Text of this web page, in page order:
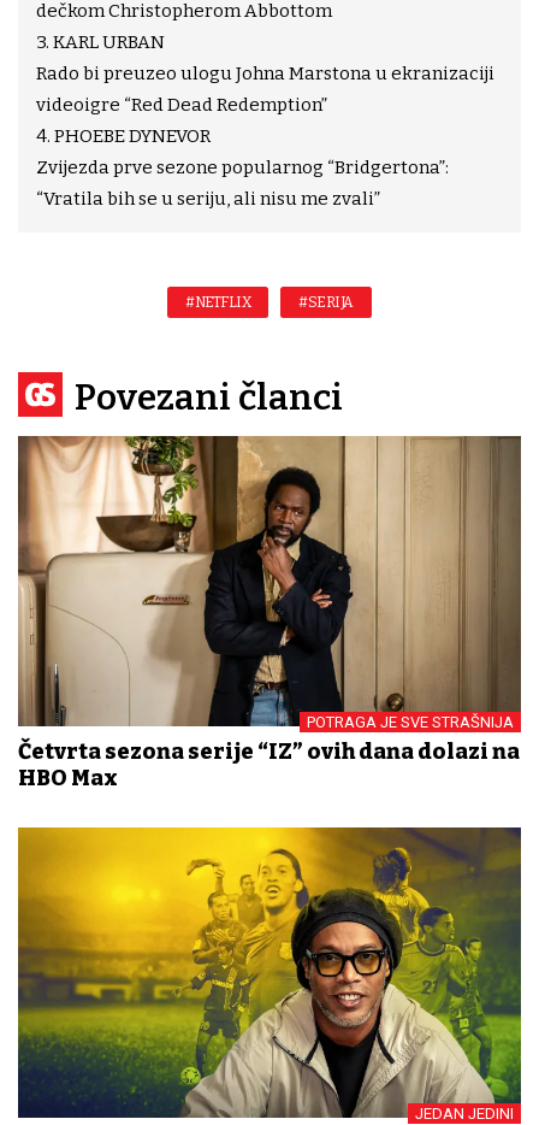
dečkom Christopherom Abbottom
3. KARL URBAN
Rado bi preuzeo ulogu Johna Marstona u ekranizaciji
videoigre “Red Dead Redemption”
4. PHOEBE DYNEVOR
Zvijezda prve sezone popularnog “Bridgertona”:
“Vratila bih se u seriju, ali nisu me zvali”
#NETFLIX #SERIJA
Povezani članci
POTRAGA JE SVE STRAŠNIJA
Četvrta sezona serije “IZ” ovih dana dolazi na
HBO Max
JEDAN JEDINI